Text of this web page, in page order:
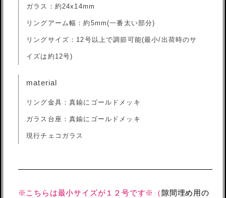
ガラス：約24x14mm
リングアーム幅：約5mm(一番太い部分)
リングサイズ：12号以上で調節可能(最小/出荷時のサ
イズは約12号)
material
リング金具：真鍮にゴールドメッキ
ガラス台座：真鍮にゴールドメッキ
現行チェコガラス
※こちらは最小サイズが１２号です※（ 隙間埋め用の